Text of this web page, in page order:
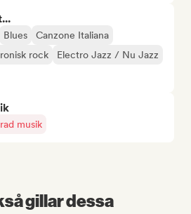
Blues
Canzone Italiana
rock
Electro Jazz / Nu Jazz
musik
gillar dessa